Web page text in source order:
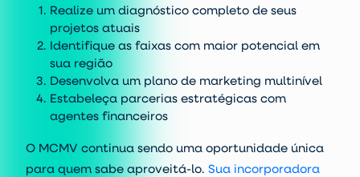
Realize um diagnóstico completo de seus
projetos atuais
Identifique as faixas com maior potencial em
sua região
Desenvolva um plano de marketing multinível
Estabeleça parcerias estratégicas com
agentes financeiros
O MCMV continua sendo uma oportunidade única
para quem sabe aproveitá-lo. Sua incorporadora